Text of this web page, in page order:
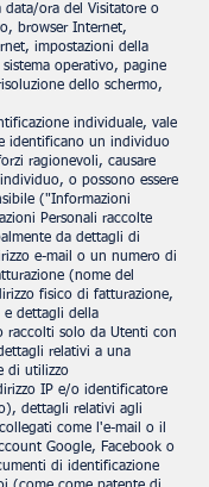
data/ora del Visitatore o
browser Internet,
impostazioni della
operativo, pagine
dello schermo,
individuale, vale
identificano un individuo
ragionevoli, causare
o possono essere
("Informazioni
Personali raccolte
da dettagli di
e-mail o un numero di
(nome del
fisico di fatturazione,
e dettagli della
raccolti solo da Utenti con
relativi a una
di utilizzo
IP e/o identificatore
dettagli relativi agli
come l'e-mail o il
Google, Facebook o
di identificazione